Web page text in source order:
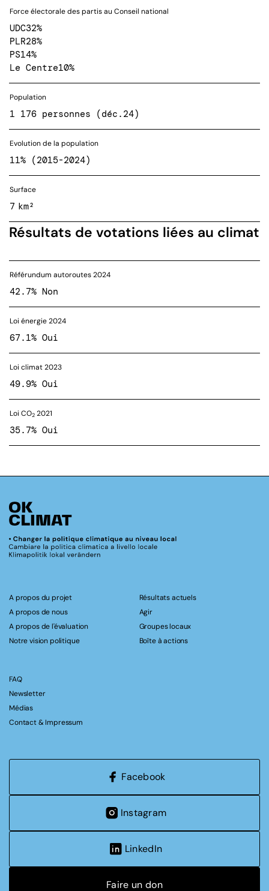
Force électorale des partis au Conseil national
UDC32%
PLR28%
PS14%
Le Centre10%
Population
1 176 personnes (déc.24)
Evolution de la population
11% (2015-2024)
Surface
7 km²
Résultats de votations liées au climat
Référundum autoroutes 2024
42.7% Non
Loi énergie 2024
67.1% Oui
Loi climat 2023
49.9% Oui
Loi CO2 2021
35.7% Oui
A propos du projet
A propos de nous
A propos de l'évaluation
Notre vision politique
Résultats actuels
Agir
Groupes locaux
Boîte à actions
FAQ
Newsletter
Médias
Contact & Impressum
Facebook
Instagram
LinkedIn
Faire un don